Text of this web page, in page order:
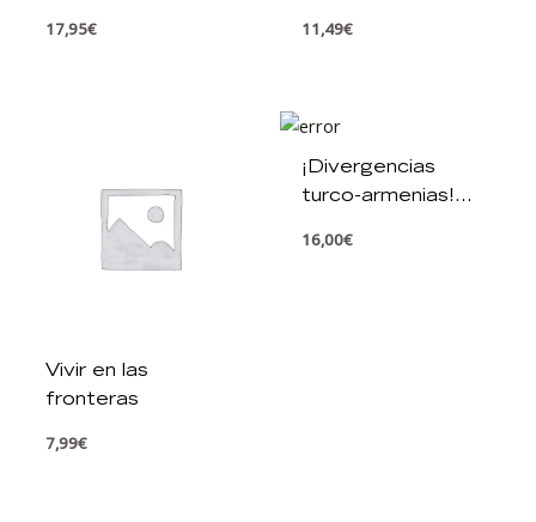
17,95€ 11,49€
Vivir en las
fronteras
7,99€
¡Divergencias
turco-armenias!
16,00€